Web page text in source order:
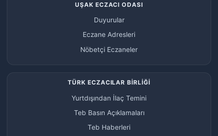
UŞAK ECZACI ODASI
Duyurular
Eczane Adresleri
Nöbetçi Eczaneler
TÜRK ECZACILAR BİRLİĞİ
Yurtdışından İlaç Temini
Teb Basın Açıklamaları
Teb Haberleri